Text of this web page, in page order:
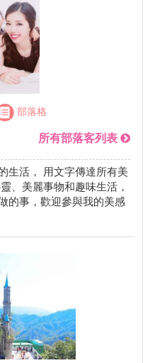
部落格
所有部落客列表
生活， 用文字傳達所有美
、美麗事物和趣味生活，
的事，歡迎參與我的美感